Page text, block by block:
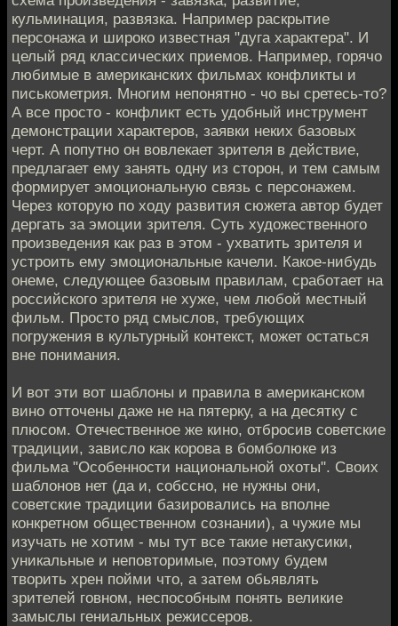
кульминация, развязка. Например раскрытие
персонажа и широко известная "дуга характера". И
целый ряд классических приемов. Например, горячо
любимые в американских фильмах конфликты и
писькометрия. Многим непонятно - чо вы сретесь-то?
А все просто - конфликт есть удобный инструмент
демонстрации характеров, заявки неких базовых
черт. А попутно он вовлекает зрителя в действие,
предлагает ему занять одну из сторон, и тем самым
формирует эмоциональную связь с персонажем.
Через которую по ходу развития сюжета автор будет
дергать за эмоции зрителя. Суть художественного
произведения как раз в этом - ухватить зрителя и
устроить ему эмоциональные качели. Какое-нибудь
онеме, следующее базовым правилам, сработает на
российского зрителя не хуже, чем любой местный
фильм. Просто ряд смыслов, требующих
погружения в культурный контекст, может остаться
вне понимания.
И вот эти вот шаблоны и правила в американском
вино отточены даже не на пятерку, а на десятку с
плюсом. Отечественное же кино, отбросив советские
традиции, зависло как корова в бомболюке из
фильма "Особенности национальной охоты". Своих
шаблонов нет (да и, собссно, не нужны они,
советские традиции базировались на вполне
конкретном общественном сознании), а чужие мы
изучать не хотим - мы тут все такие нетакусики,
уникальные и неповторимые, поэтому будем
творить хрен пойми что, а затем обьявлять
зрителей говном, неспособным понять великие
замыслы гениальных режиссеров.